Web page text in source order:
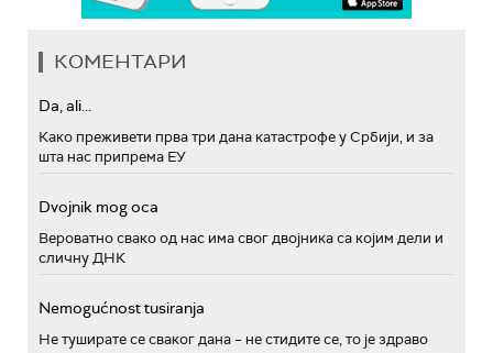
КОМЕНТАРИ
Da, ali...
Како преживети прва три дана катастрофе у Србији, и за
шта нас припрема ЕУ
Dvojnik mog oca
Вероватно свако од нас има свог двојника са којим дели и
сличну ДНК
Nemogućnost tusiranja
Не туширате се сваког дана – не стидите се, то је здраво